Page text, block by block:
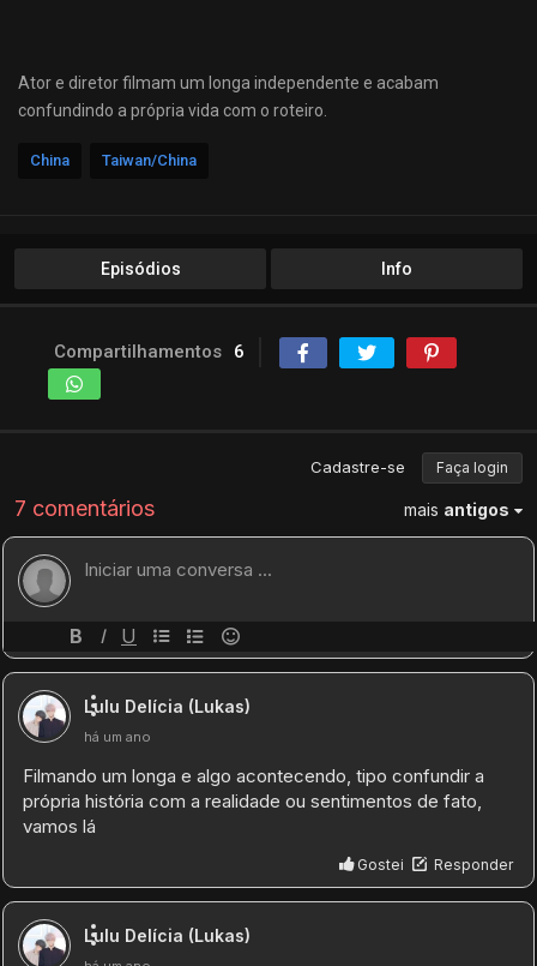
Ator e diretor filmam um longa independente e acabam
confundindo a própria vida com o roteiro.
China Taiwan/China
Episódios Info
Compartilhamentos 6